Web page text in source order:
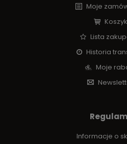
Moje
Koszyk
Lista
Historia
Moje
Informacje o